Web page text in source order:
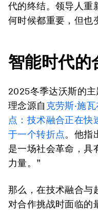
代的终结。领导人重
何时候都重要，但也
智能时代的
2025冬季达沃斯的
理念源自 克劳斯·施瓦
点：技术融合正在快
于一个转折点。他指
是一场社会革命，具
力量。”
那么，在技术融合与
对合作挑战时面临的